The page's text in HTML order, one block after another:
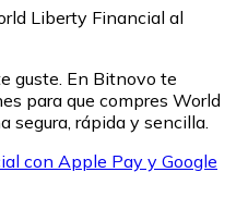
Liberty Financial al
guste. En Bitnovo te
para que compres World
segura, rápida y sencilla.
con Apple Pay y Google